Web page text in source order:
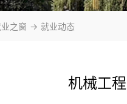
之窗 -> 就业动态
机械工